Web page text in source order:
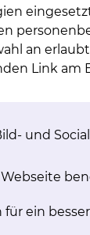
an
Link am
und
ein